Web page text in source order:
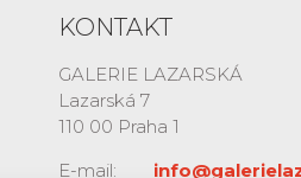
KONTAKT
GALERIE LAZARSKÁ
Lazarská 7
110 00 Praha 1
E-mail: